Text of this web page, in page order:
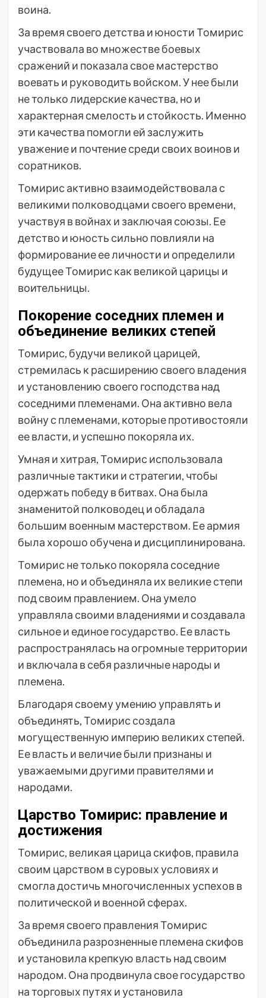
воина.
За время своего детства и юности Томирис
участвовала во множестве боевых
сражений и показала свое мастерство
воевать и руководить войском. У нее были
не только лидерские качества, но и
характерная смелость и стойкость. Именно
эти качества помогли ей заслужить
уважение и почтение среди своих воинов и
соратников.
Томирис активно взаимодействовала с
великими полководцами своего времени,
участвуя в войнах и заключая союзы. Ее
детство и юность сильно повлияли на
формирование ее личности и определили
будущее Томирис как великой царицы и
воительницы.
Покорение соседних племен и
объединение великих степей
Томирис, будучи великой царицей,
стремилась к расширению своего владения
и установлению своего господства над
соседними племенами. Она активно вела
войну с племенами, которые противостояли
ее власти, и успешно покоряла их.
Умная и хитрая, Томирис использовала
различные тактики и стратегии, чтобы
одержать победу в битвах. Она была
знаменитой полководец и обладала
большим военным мастерством. Ее армия
была хорошо обучена и дисциплинирована.
Томирис не только покоряла соседние
племена, но и объединяла их великие степи
под своим правлением. Она умело
управляла своими владениями и создавала
сильное и единое государство. Ее власть
распространялась на огромные территории
и включала в себя различные народы и
племена.
Благодаря своему умению управлять и
объединять, Томирис создала
могущественную империю великих степей.
Ее власть и величие были признаны и
уважаемыми другими правителями и
народами.
Царство Томирис: правление и
достижения
Томирис, великая царица скифов, правила
своим царством в суровых условиях и
смогла достичь многочисленных успехов в
политической и военной сферах.
За время своего правления Томирис
объединила разрозненные племена скифов
и установила крепкую власть над своим
народом. Она продвинула свое государство
на торговых путях и установила